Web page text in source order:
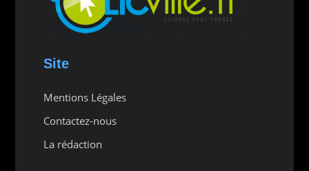
Site
Mentions Légales
Contactez-nous
La rédaction